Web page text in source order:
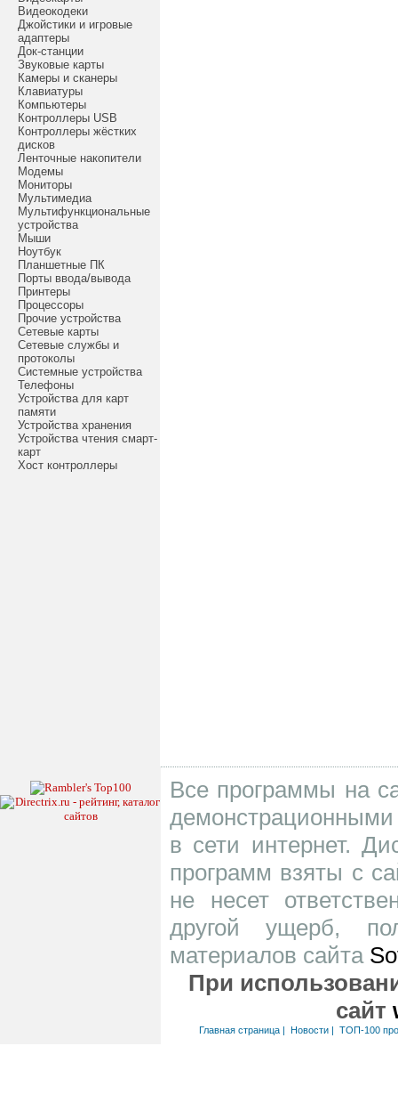
Видеокодеки
Джойстики и игровые
адаптеры
Док-станции
Звуковые карты
Камеры и сканеры
Клавиатуры
Компьютеры
Контроллеры USB
Контроллеры жёстких
дисков
Ленточные накопители
Модемы
Мониторы
Мультимедиа
Мультифункциональные
устройства
Мыши
Ноутбук
Планшетные ПК
Порты ввода/вывода
Принтеры
Процессоры
Прочие устройства
Сетевые карты
Сетевые службы и
протоколы
Системные устройства
Телефоны
Устройства для карт
памяти
Устройства хранения
Устройства чтения смарт-
карт
Хост контроллеры
Все программы на
в сети интернет.
программ взяты с
не несет
другой ущерб,
материалов сайта
При
сайт
Главная страница| Новости| ТОП-100